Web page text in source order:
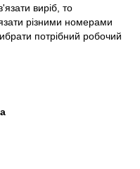
виріб, то
різними номерами
потрібний робочий